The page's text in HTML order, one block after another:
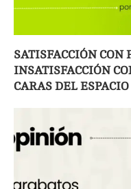
SATISFACCIÓN CON
INSATISFACCIÓN
CARAS DEL